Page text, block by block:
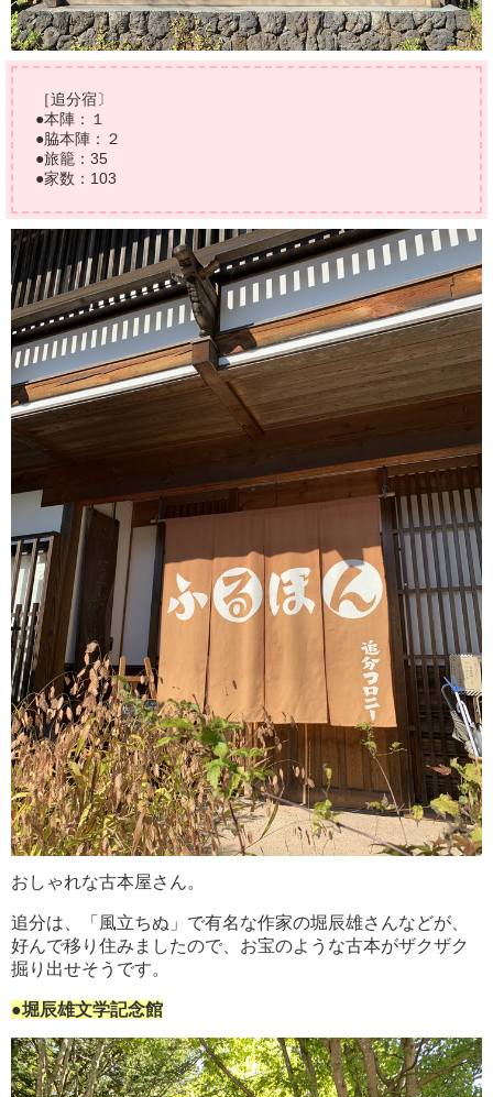
［追分宿〕
●本陣：１
●脇本陣：２
●旅籠：35
●家数：103
おしゃれな古本屋さん。
追分は、「風立ちぬ」で有名な作家の堀辰雄さんなどが、
好んで移り住みましたので、お宝のような古本がザクザク
掘り出せそうです。
●堀辰雄文学記念館